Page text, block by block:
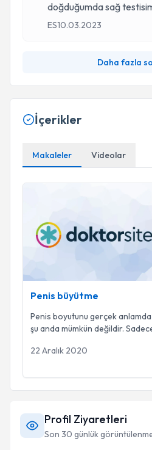
doğduğumda sağ
ES10.03.2023
Daha fazla
İçerikler
Makaleler Videolar
Penis büyütme
Penis boyutunu gerçek
şu anda mümkün değildir.
22 Aralık 2020
Profil Ziyaretleri
Son 30 günlük